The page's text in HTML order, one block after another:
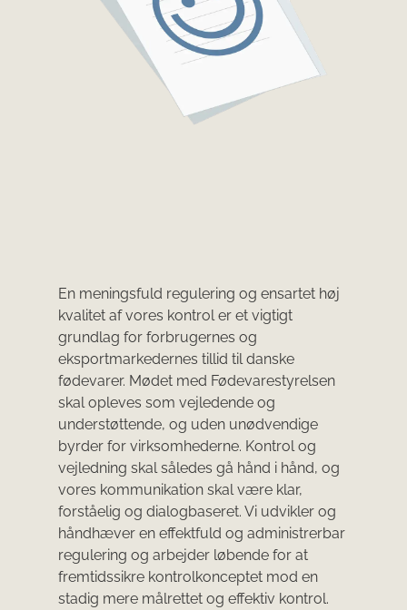
En meningsfuld regulering og ensartet høj
kvalitet af vores kontrol er et vigtigt
grundlag for forbrugernes og
eksportmarkedernes tillid til danske
fødevarer. Mødet med Fødevarestyrelsen
skal opleves som vejledende og
understøttende, og uden unødvendige
byrder for virksomhederne. Kontrol og
vejledning skal således gå hånd i hånd, og
vores kommunikation skal være klar,
forståelig og dialogbaseret. Vi udvikler og
håndhæver en effektfuld og administrerbar
regulering og arbejder løbende for at
fremtidssikre kontrolkonceptet mod en
stadig mere målrettet og effektiv kontrol.